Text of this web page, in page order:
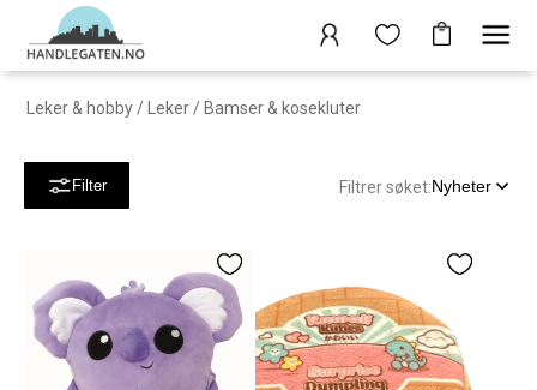
Leker & hobby / Leker / Bamser & kosekluter
Filter Filtrer søket:Nyheter